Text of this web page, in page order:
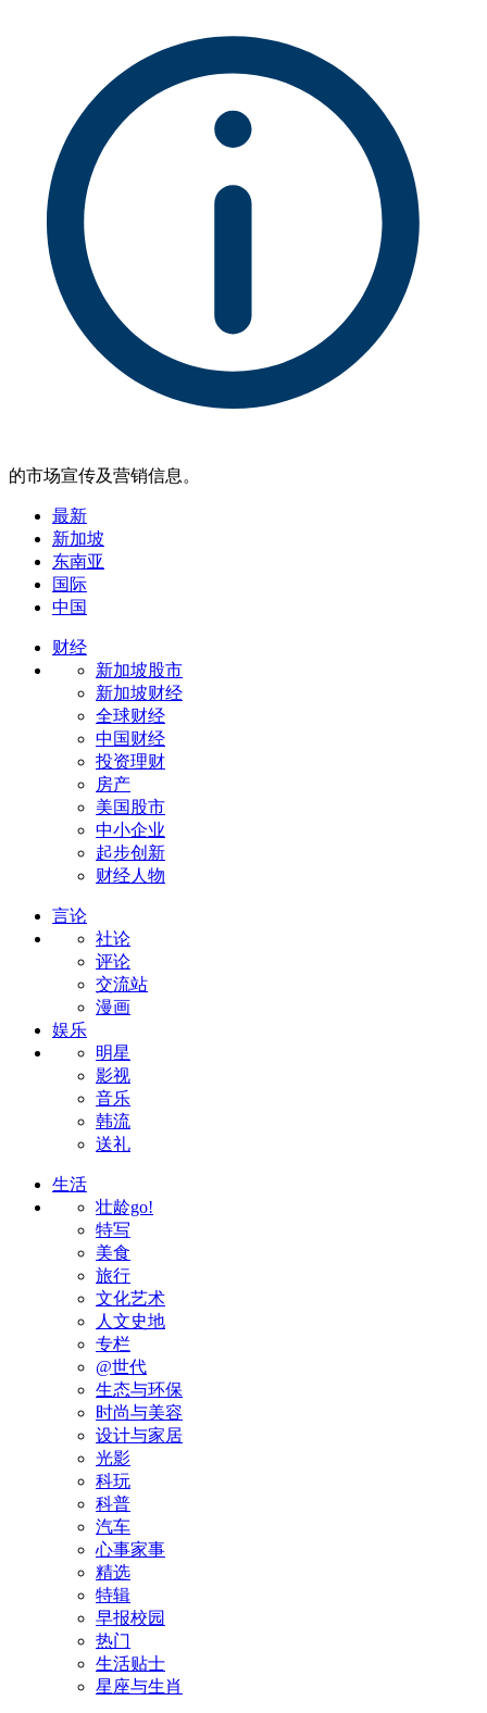
的市场宣传及营销信息。
最新
新加坡
东南亚
国际
中国
财经
新加坡股市
新加坡财经
全球财经
中国财经
投资理财
房产
美国股市
中小企业
起步创新
财经人物
言论
社论
评论
交流站
漫画
娱乐
明星
影视
音乐
韩流
送礼
生活
壮龄go!
特写
美食
旅行
文化艺术
人文史地
专栏
@世代
生态与环保
时尚与美容
设计与家居
光影
科玩
科普
汽车
心事家事
精选
特辑
早报校园
热门
生活贴士
星座与生肖